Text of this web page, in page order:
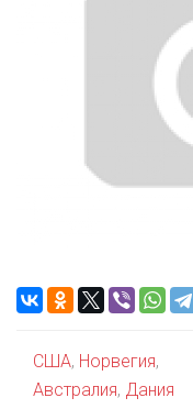
США, Норвегия,
Австралия, Дания